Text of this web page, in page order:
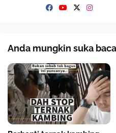
Anda mungkin suka